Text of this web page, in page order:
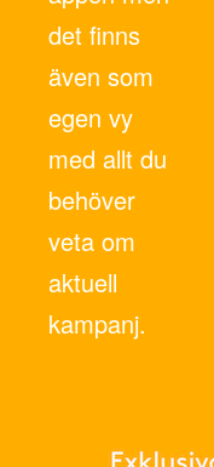
det finns
även som
egen vy
med allt du
behöver
veta om
aktuell
kampanj.